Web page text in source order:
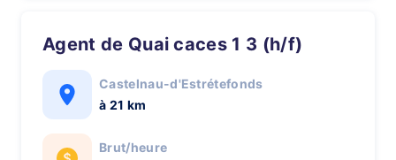
Agent de Quai caces 1 3 (h/f)
Castelnau-d'Estrétefonds
à 21 km
Brut/heure